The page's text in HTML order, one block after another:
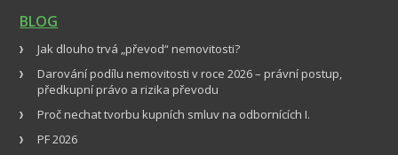
BLOG
Jak dlouho trvá „převod“ nemovitosti?
Darování podílu nemovitosti v roce 2026 – právní postup,
předkupní právo a rizika převodu
Proč nechat tvorbu kupních smluv na odbornících I.
PF 2026